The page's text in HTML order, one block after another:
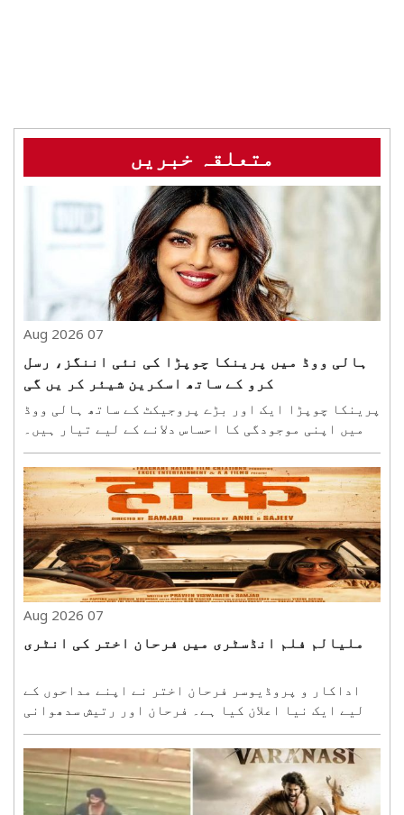
متعلقہ خبریں
07 Aug 2026
ہالی ووڈ میں پرینکا چوپڑا کی نئی اننگز، رسل
کرو کے ساتھ اسکرین شیئر کر یں گی
پرینکا چوپڑا ایک اور بڑے پروجیکٹ کے ساتھ ہالی ووڈ
میں اپنی موجودگی کا احساس دلانے کے لیے تیار ہیں۔
آسکر ایوارڈ یافتہ اداکار رسل کرو اور پرینکا پہلی
بار آنے والی سائنس فائی ایکشن تھرلر بلیو فلائی میں
ایک ساتھ نظر آئیں گے۔ اس فلم کی ہدایت کاری نیمر..
07 Aug 2026
ملیالم فلم انڈسٹری میں فرحان اختر کی انٹری
اداکار و پروڈیوسر فرحان اختر نے اپنے مداحوں کے
لیے ایک نیا اعلان کیا ہے۔ فرحان اور رتیش سدھوانی
کی پروڈکشن کمپنی ایکسل انٹرٹینمنٹ نے اب ملیالم
ویمپائر تھرلر فلم ''ہاف'' کے ساتھ کام شروع کر دیا
ہے۔ سوشل میڈیا کے ذریعے یہ خبر شیئر کرتے ہوئے
فرحان ..